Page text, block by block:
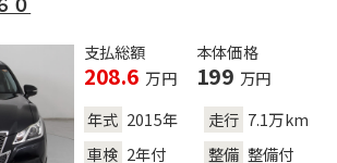
支払総額
208.6 万円
本体価格
199 万円
年式 2015年 走行 7.1万km
車検 2年付 整備 整備付